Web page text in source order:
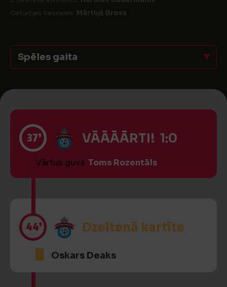
Ceturtais tiesnesis: Mārtiņš Gross
Spēles gaita
37’ VĀĀĀĀRTI! 1:0
Vārtus guva Toms Rozentāls
44’ Dzeltenā kartīte
Oskars Deaks